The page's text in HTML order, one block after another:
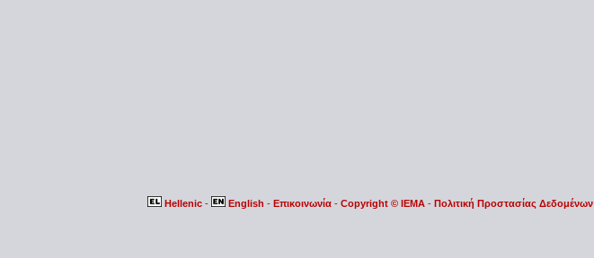
Hellenic - English - Επικοινωνία - Copyright © IEMA - Πολιτική Προστασίας Δεδομένων